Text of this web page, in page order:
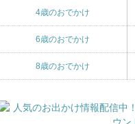
4歳のおでかけ
6歳のおでかけ
8歳のおでかけ